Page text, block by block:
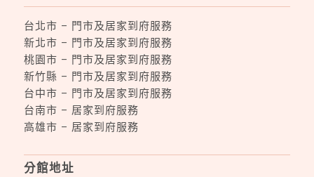
台北市 – 門市及居家到府服務
新北市 – 門市及居家到府服務
桃園市 – 門市及居家到府服務
新竹縣 – 門市及居家到府服務
台中市 – 門市及居家到府服務
台南市 – 居家到府服務
高雄市 – 居家到府服務
分館地址